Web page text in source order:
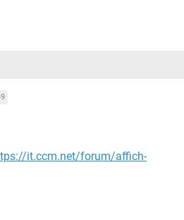
it.ccm.net/forum/affich-